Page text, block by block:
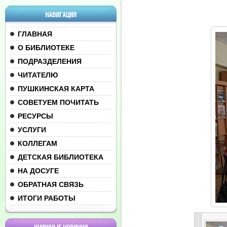
НАВИГАЦИЯ
ГЛАВНАЯ
О БИБЛИОТЕКЕ
ПОДРАЗДЕЛЕНИЯ
ЧИТАТЕЛЮ
ПУШКИНСКАЯ КАРТА
СОВЕТУЕМ ПОЧИТАТЬ
РЕСУРСЫ
УСЛУГИ
КОЛЛЕГАМ
ДЕТСКАЯ БИБЛИОТЕКА
НА ДОСУГЕ
ОБРАТНАЯ СВЯЗЬ
ИТОГИ РАБОТЫ